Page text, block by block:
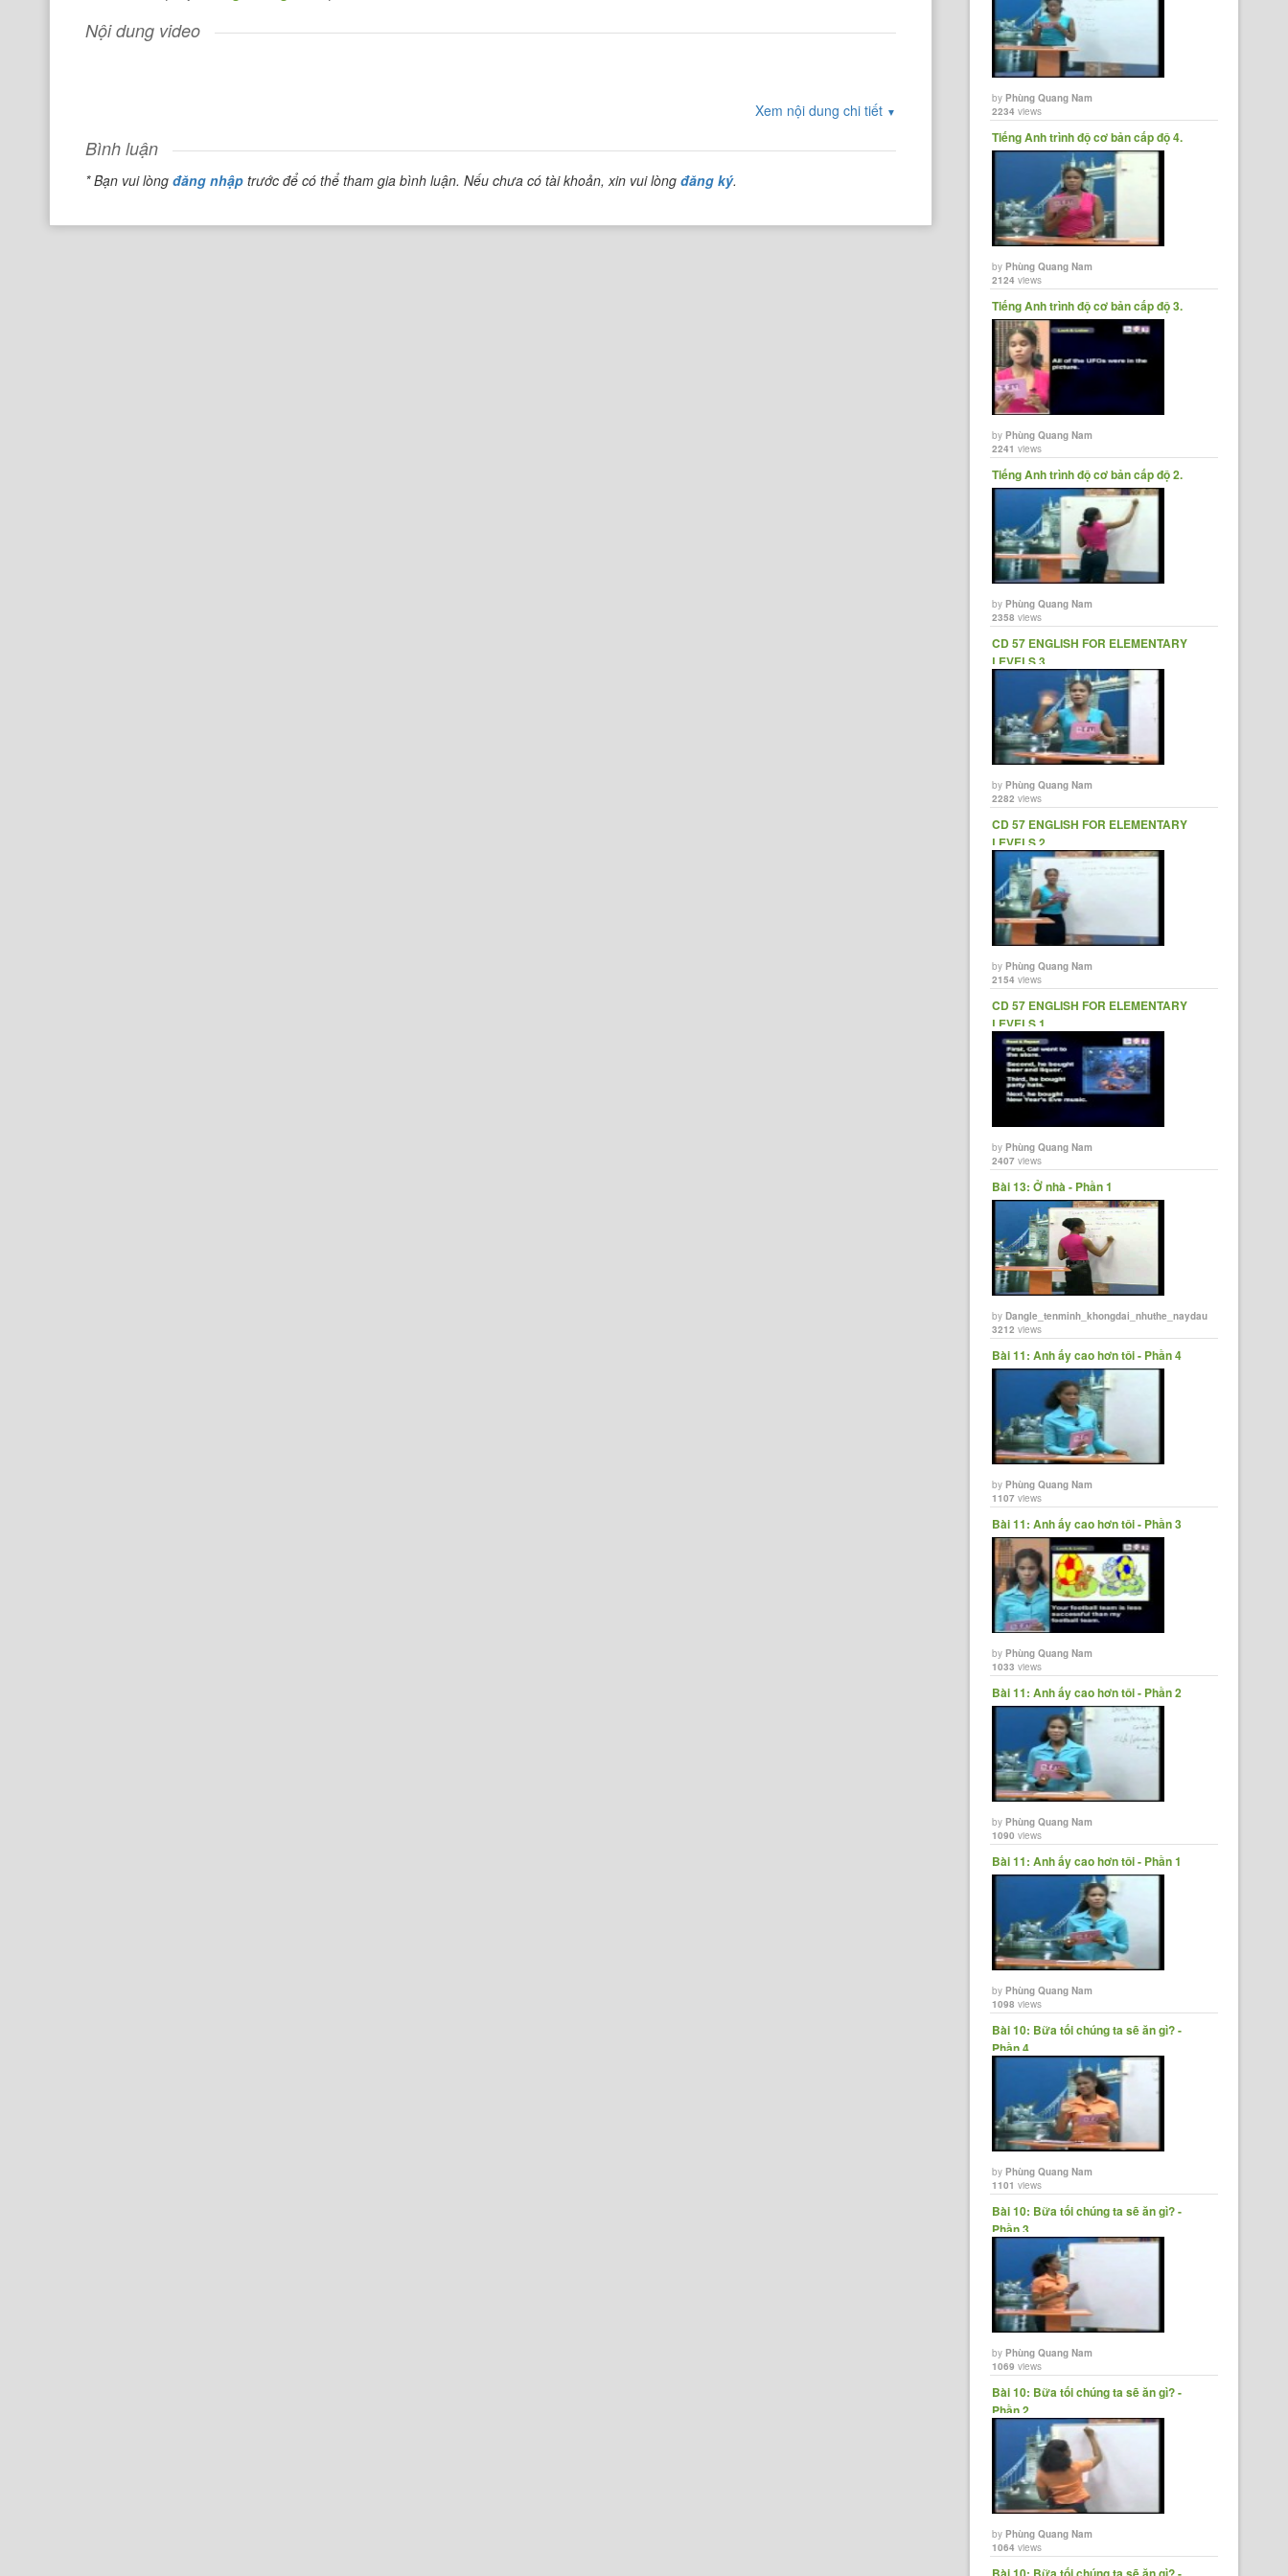
Nội dung video
Xem nội dung chi tiết ▼
Bình luận
* Bạn vui lòngđăng nhập trước để có thể tham gia bình luận. Nếu chưa có tài khoản, xin vui lòngđăng ký.
byPhùng Quang Nam
2234 views
Tiếng Anh trình độ cơ bản cấp độ 4.
byPhùng Quang Nam
2124 views
Tiếng Anh trình độ cơ bản cấp độ 3.
byPhùng Quang Nam
2241 views
Tiếng Anh trình độ cơ bản cấp độ 2.
byPhùng Quang Nam
2358 views
CD 57 ENGLISH FOR ELEMENTARY
LEVELS 3
byPhùng Quang Nam
2282 views
CD 57 ENGLISH FOR ELEMENTARY
LEVELS 2
byPhùng Quang Nam
2154 views
CD 57 ENGLISH FOR ELEMENTARY
LEVELS 1
byPhùng Quang Nam
2407 views
Bài 13: Ở nhà - Phần 1
byDangle_tenminh_khongdai_nhuthe_naydau
3212 views
Bài 11: Anh ấy cao hơn tôi - Phần 4
byPhùng Quang Nam
1107 views
Bài 11: Anh ấy cao hơn tôi - Phần 3
byPhùng Quang Nam
1033 views
Bài 11: Anh ấy cao hơn tôi - Phần 2
byPhùng Quang Nam
1090 views
Bài 11: Anh ấy cao hơn tôi - Phần 1
byPhùng Quang Nam
1098 views
Bài 10: Bữa tối chúng ta sẽ ăn gì? -
Phần 4
byPhùng Quang Nam
1101 views
Bài 10: Bữa tối chúng ta sẽ ăn gì? -
Phần 3
byPhùng Quang Nam
1069 views
Bài 10: Bữa tối chúng ta sẽ ăn gì? -
Phần 2
byPhùng Quang Nam
1064 views